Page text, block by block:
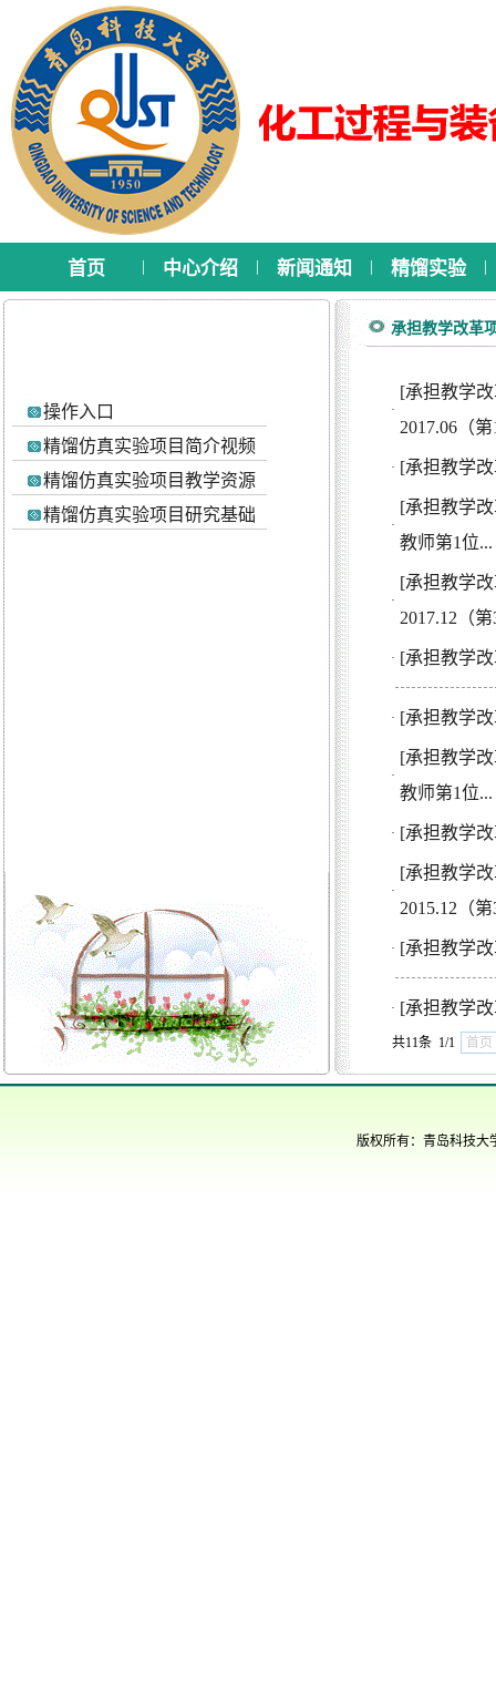
首页 | 中心介绍 | 新闻通知 | 精馏实验 |
操作入口
精馏仿真实验项目简介视频
精馏仿真实验项目教学资源
精馏仿真实验项目研究基础
承担教学改革
·
[承担教学
2017.06（第
· [承担教学
·
[承担教学
教师第1位...
·
[承担教学
2017.12（
· [承担教学
· [承担教学
·
[承担教学
教师第1位...
· [承担教学
·
[承担教学
2015.12（
· [承担教学
· [承担教学
共11条 1/1 首页
版权所有：青岛科技大